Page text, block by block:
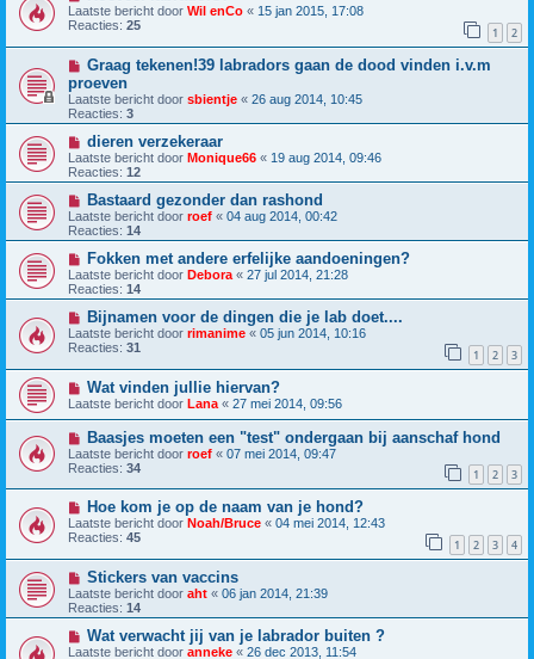
Laatste bericht door Wil enCo « 15 jan 2015, 17:08
Reacties: 25 1 2
Graag tekenen!39 labradors gaan de dood vinden i.v.m
proeven
Laatste bericht door sbientje « 26 aug 2014, 10:45
Reacties: 3
dieren verzekeraar
Laatste bericht door Monique66 « 19 aug 2014, 09:46
Reacties: 12
Bastaard gezonder dan rashond
Laatste bericht door roef « 04 aug 2014, 00:42
Reacties: 14
Fokken met andere erfelijke aandoeningen?
Laatste bericht door Debora « 27 jul 2014, 21:28
Reacties: 14
Bijnamen voor de dingen die je lab doet....
Laatste bericht door rimanime « 05 jun 2014, 10:16
Reacties: 31 1 2 3
Wat vinden jullie hiervan?
Laatste bericht door Lana « 27 mei 2014, 09:56
Baasjes moeten een "test" ondergaan bij aanschaf hond
Laatste bericht door roef « 07 mei 2014, 09:47
Reacties: 34 1 2 3
Hoe kom je op de naam van je hond?
Laatste bericht door Noah/Bruce « 04 mei 2014, 12:43
Reacties: 45 1 2 3 4
Stickers van vaccins
Laatste bericht door aht « 06 jan 2014, 21:39
Reacties: 14
Wat verwacht jij van je labrador buiten ?
Laatste bericht door anneke « 26 dec 2013, 11:54